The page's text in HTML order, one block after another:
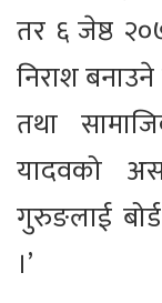
तर ६ जेष्ठ
निराश
तथा
यादवको
गुरुङलाई
।’